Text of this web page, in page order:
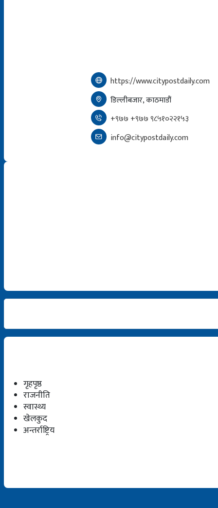
https://www.citypostdaily.com
डिल्लीबजार, काठमाडौं
+९७७ +९७७ ९८५१०२२१५३
info@citypostdaily.com
गृहपृष्ठ
राजनीति
स्वास्थ्य
खेलकुद
अन्तर्राष्ट्रिय